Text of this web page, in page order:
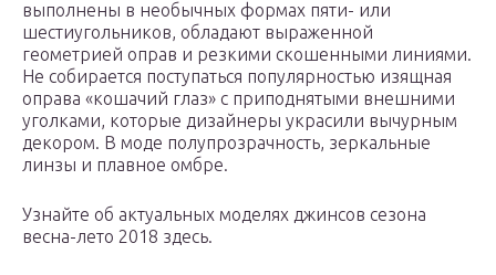
выполнены в необычных формах пяти- или
шестиугольников, обладают выраженной
геометрией оправ и резкими скошенными линиями.
Не собирается поступаться популярностью изящная
оправа «кошачий глаз» с приподнятыми внешними
уголками, которые дизайнеры украсили вычурным
декором. В моде полупрозрачность, зеркальные
линзы и плавное омбре.
Узнайте об актуальных моделях джинсов сезона
весна-лето 2018 здесь.